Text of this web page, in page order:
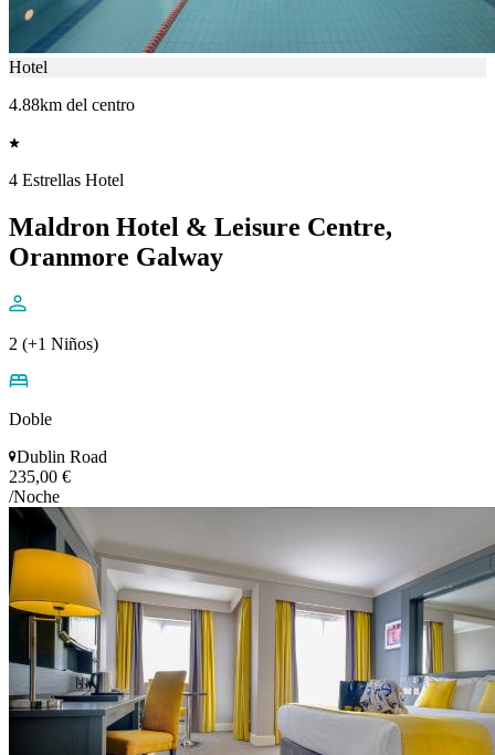
Hotel
4.88km del centro
4 Estrellas Hotel
Maldron Hotel & Leisure Centre,
Oranmore Galway
2 (+1 Niños)
Doble
Dublin Road
235,00 €
/Noche